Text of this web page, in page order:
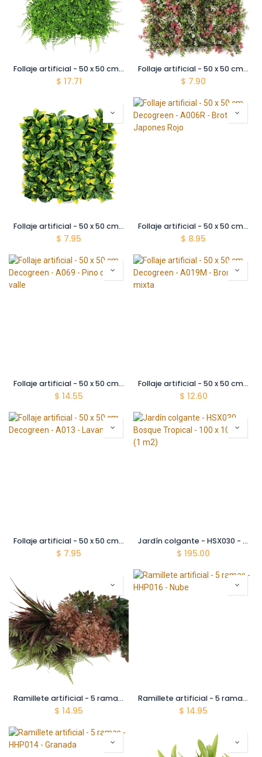
Follaje artificial - 50 x 50 cm - Decogreen - A072 - Helecho salvaje
$ 17.71
Follaje artificial - 50 x 50 cm - Decogreen - AP209 - Otoño Silvestre
$ 7.90
Follaje artificial - 50 x 50 cm - Decogreen - A025 - Ciruelo amarillo
$ 7.95
Follaje artificial - 50 x 50 cm - Decogreen - A006R - Brote Japones Rojo
$ 8.95
Follaje artificial - 50 x 50 cm - Decogreen - A069 - Pino del valle
$ 14.55
Follaje artificial - 50 x 50 cm - Decogreen - A019M - Bromelia mixta
$ 12.60
Follaje artificial - 50 x 50 cm - Decogreen - A013 - Lavanda
$ 7.95
Jardín colgante - HSX030 - Bosque Tropical - 100 x 100 cm (1 m2)
$ 195.00
Ramillete artificial - 5 ramas - HHP015 - Granada Plus
$ 14.95
Ramillete artificial - 5 ramas - HHP016 - Nube
$ 14.95